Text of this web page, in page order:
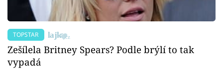
TOPSTAR
Zešílela Britney Spears? Podle brýlí to tak
vypadá